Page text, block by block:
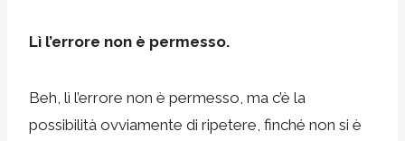
Lì l’errore non è permesso.
Beh, lì l’errore non è permesso, ma c’è la
possibilità ovviamente di ripetere, finché non si è